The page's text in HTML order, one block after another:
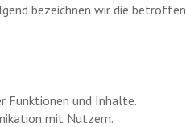
bezeichnen wir die
Funktionen und Inhalte.
mit Nutzern.